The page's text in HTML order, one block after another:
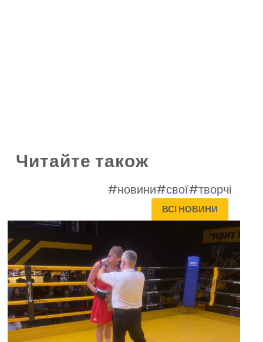
Читайте також
#новини#свої#творчі
ВСІ НОВИНИ